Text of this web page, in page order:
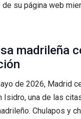
de su página web
madrileña
de 2026, Madrid
Isidro, una de las
Chulapos y